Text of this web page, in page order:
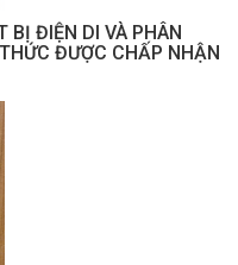
BỊ ĐIỆN DI VÀ PHÂN
ĐƯỢC CHẤP NHẬN